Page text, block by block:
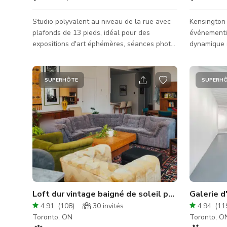
Studio polyvalent au niveau de la rue avec
plafonds de 13 pieds, idéal pour des
expositions d'art éphémères, séances photo,
productions. Sublimez votre production avec
notre décor élégant et rendez votre
événement parfait en image. Nous
travaillerons avec vous pour que tout soit
exactement comme vous le souhaitez. Notre
lieu inclut toutes les commodités : (1)
entièrement meublé, (2) beaucoup de
lumière naturelle avec diverses options
d'éclairage
d'espaces
aux grandes
salle
fenêtres
pour les
SUPERHÔTE
Loft dur vintage baigné de soleil pour
4.91 (108) 30 invités
Toronto, ON
Galerie
4.94 (
Toronto,